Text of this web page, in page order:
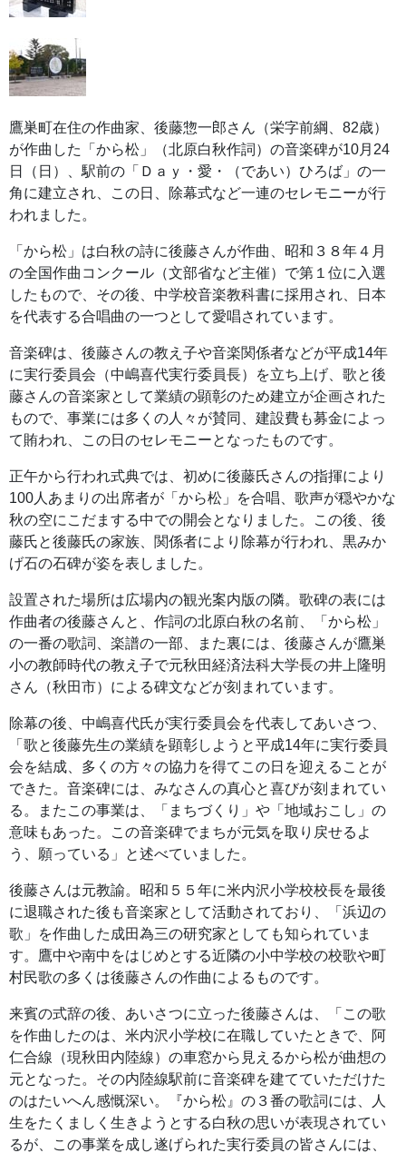
鷹巣町在住の作曲家、後藤惣一郎さん（栄字前綱、82歳）
が作曲した「から松」（北原白秋作詞）の音楽碑が10月24
日（日）、駅前の「Ｄａｙ・愛・（であい）ひろば」の一
角に建立され、この日、除幕式など一連のセレモニーが行
われました。
「から松」は白秋の詩に後藤さんが作曲、昭和３８年４月
の全国作曲コンクール（文部省など主催）で第１位に入選
したもので、その後、中学校音楽教科書に採用され、日本
を代表する合唱曲の一つとして愛唱されています。
音楽碑は、後藤さんの教え子や音楽関係者などが平成14年
に実行委員会（中嶋喜代実行委員長）を立ち上げ、歌と後
藤さんの音楽家として業績の顕彰のため建立が企画された
もので、事業には多くの人々が賛同、建設費も募金によっ
て賄われ、この日のセレモニーとなったものです。
正午から行われ式典では、初めに後藤氏さんの指揮により
100人あまりの出席者が「から松」を合唱、歌声が穏やかな
秋の空にこだまする中での開会となりました。この後、後
藤氏と後藤氏の家族、関係者により除幕が行われ、黒みか
げ石の石碑が姿を表しました。
設置された場所は広場内の観光案内版の隣。歌碑の表には
作曲者の後藤さんと、作詞の北原白秋の名前、「から松」
の一番の歌詞、楽譜の一部、また裏には、後藤さんが鷹巣
小の教師時代の教え子で元秋田経済法科大学長の井上隆明
さん（秋田市）による碑文などが刻まれています。
除幕の後、中嶋喜代氏が実行委員会を代表してあいさつ、
「歌と後藤先生の業績を顕彰しようと平成14年に実行委員
会を結成、多くの方々の協力を得てこの日を迎えることが
できた。音楽碑には、みなさんの真心と喜びが刻まれてい
る。またこの事業は、「まちづくり」や「地域おこし」の
意味もあった。この音楽碑でまちが元気を取り戻せるよ
う、願っている」と述べていました。
後藤さんは元教諭。昭和５５年に米内沢小学校校長を最後
に退職された後も音楽家として活動されており、「浜辺の
歌」を作曲した成田為三の研究家としても知られていま
す。鷹中や南中をはじめとする近隣の小中学校の校歌や町
村民歌の多くは後藤さんの作曲によるものです。
来賓の式辞の後、あいさつに立った後藤さんは、「この歌
を作曲したのは、米内沢小学校に在職していたときで、阿
仁合線（現秋田内陸線）の車窓から見えるから松が曲想の
元となった。その内陸線駅前に音楽碑を建てていただけた
のはたいへん感慨深い。『から松』の３番の歌詞には、人
生をたくましく生きようとする白秋の思いが表現されてい
るが、この事業を成し遂げられた実行委員の皆さんには、